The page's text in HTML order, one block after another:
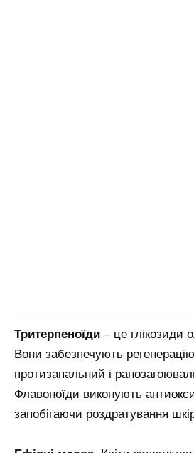
Тритерпеноїди – це глікозиди
Вони забезпечують
протизапальний і
Флавоноїди виконують
запобігаючи роздратування